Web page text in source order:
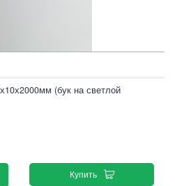
(бук на светлой
Купить